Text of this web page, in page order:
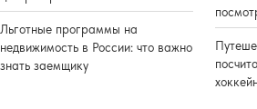
Льготные программы на
недвижимость в России: что важно
знать заемщику